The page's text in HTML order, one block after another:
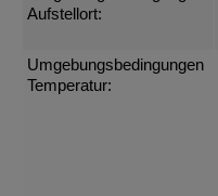
Aufstellort:
Umgebungsbedingungen
Temperatur: